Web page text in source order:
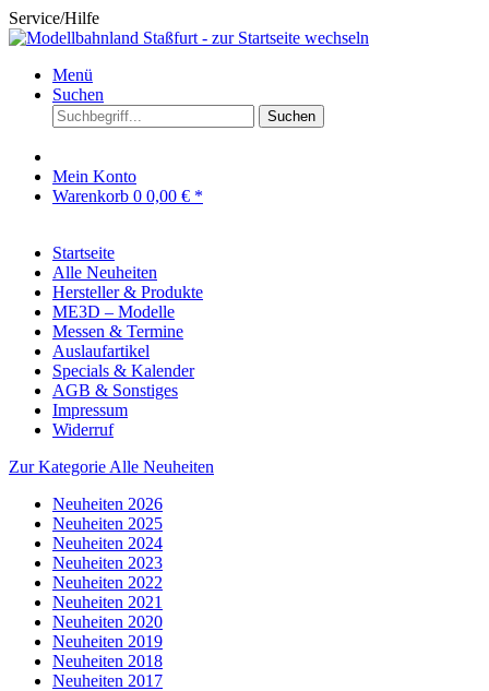
Service/Hilfe
Menü
Suchen
Suchen
Mein Konto
Warenkorb 0 0,00 € *
Startseite
Alle Neuheiten
Hersteller & Produkte
ME3D – Modelle
Messen & Termine
Auslaufartikel
Specials & Kalender
AGB & Sonstiges
Impressum
Widerruf
Zur Kategorie Alle Neuheiten
Neuheiten 2026
Neuheiten 2025
Neuheiten 2024
Neuheiten 2023
Neuheiten 2022
Neuheiten 2021
Neuheiten 2020
Neuheiten 2019
Neuheiten 2018
Neuheiten 2017